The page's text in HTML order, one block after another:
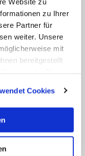
zu Ihrer
Partner für
weiter. Unsere
mit
bereitgestellt
Cookies
verstehen.
des
und
"Mäßigung,
anderer" und